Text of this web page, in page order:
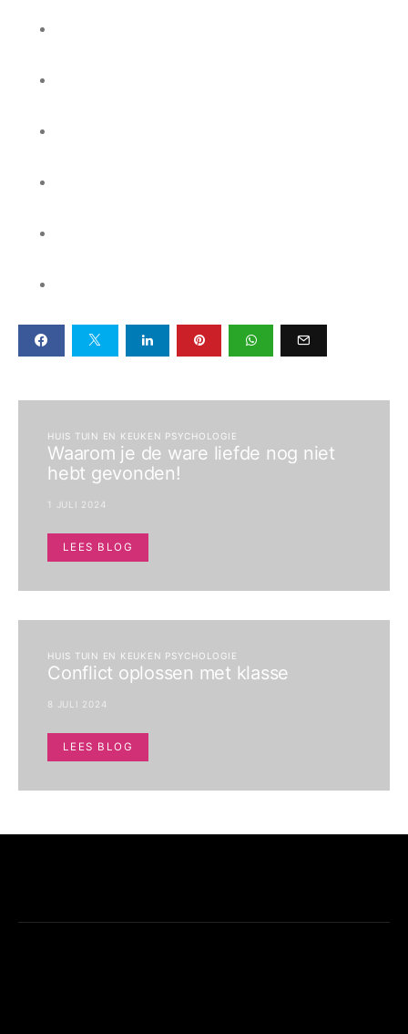
HUIS TUIN EN KEUKEN PSYCHOLOGIE
Waarom je de ware liefde nog niet
hebt gevonden!
1 JULI 2024
LEES BLOG
HUIS TUIN EN KEUKEN PSYCHOLOGIE
Conflict oplossen met klasse
8 JULI 2024
LEES BLOG